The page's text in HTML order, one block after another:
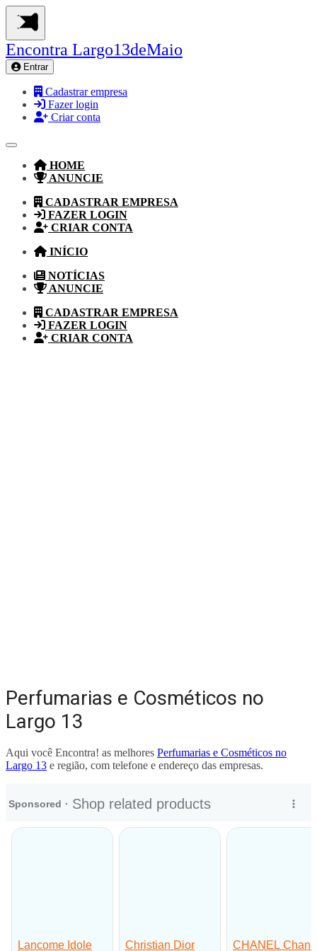
Encontra Largo13deMaio
Entrar
Cadastrar empresa
Fazer login
Criar conta
HOME
ANUNCIE
CADASTRAR EMPRESA
FAZER LOGIN
CRIAR CONTA
INÍCIO
NOTÍCIAS
ANUNCIE
CADASTRAR EMPRESA
FAZER LOGIN
CRIAR CONTA
Perfumarias e Cosméticos no
Largo 13
Aqui você Encontra! as melhores Perfumarias e Cosméticos no
Largo 13 e região, com telefone e endereço das empresas.